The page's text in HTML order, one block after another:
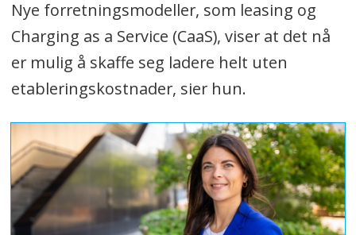
Enova tilbyr også støtte til kjøp av
tunge nullutslippskjøretøy, som
lastebiler, turbusser og minibusser
nullutslippskjøretøy»
Dette programmet støtter
nullutslippskjøretøy over 4,25 tonn
og vil også omfatte de som går på
Nye forretningsmodeller, som leasing og
Charging as a Service (CaaS), viser at det nå
er mulig å skaffe seg ladere helt uten
etableringskostnader, sier hun.